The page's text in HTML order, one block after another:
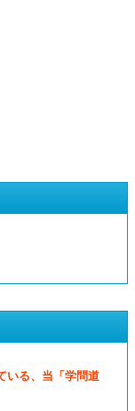
いる、当「学問道